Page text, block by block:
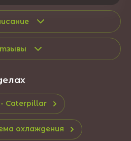
Caterpillar
охлаждения